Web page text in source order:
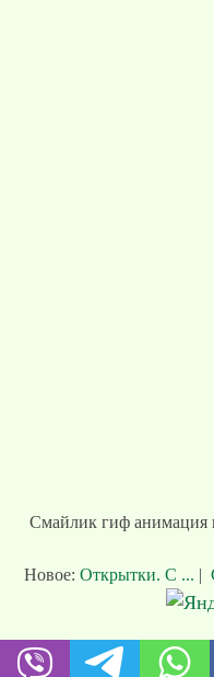
Смайлик гиф анимация
Новое: Открытки. С ... |